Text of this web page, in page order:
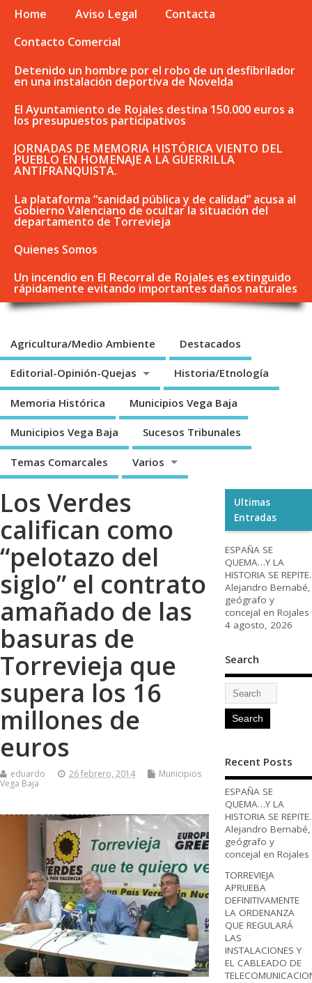
Home Aviso Legal
Contacta
Contacto Comercial
Detenido un hombre por el robo de un desfibrilador
en una instalación deportiva de Novelda
El Ayuntamiento de Rojales destina 150.000 euros a
los presupuestos participativos
JORNADAS DE MEMORIA HISTÓRICA VIENTO DEL
PUEBLO EN HOMENAJE A LA GUERRILLA
ANTIFRANQUISTA.
La plataforma “sanidad pública y de calidad” acusa al
Gobierno Valenciano de ocultar la situación del
departamento de Torrevieja
Quienes Somos
Un incendio en El Recorral de Rojales es extinguido
rápidamente evitando importantes daños naturales
Agricultura/Medio Ambiente Destacados
Editorial-Opinión-Quejas Historia/Etnología
Memoria Histórica Municipios Vega Baja
Municipios Vega Baja Sucesos Tribunales
Temas Comarcales Varios
Los Verdes
califican como
“pelotazo del
siglo” el contrato
amañado de las
basuras de
Torrevieja que
supera los 16
millones de
euros
eduardo 26 febrero, 2014
Municipios
Vega Baja
Ultimas
Entradas
ESPAÑA SE
QUEMA…Y LA
HISTORIA SE REPITE.
Alejandro Bernabé,
geógrafo y
concejal en Rojales
4 agosto, 2026
Search
Recent Posts
ESPAÑA SE
QUEMA…Y LA
HISTORIA SE REPITE.
Alejandro Bernabé,
geógrafo y
concejal en Rojales
TORREVIEJA
APRUEBA
DEFINITIVAMENTE
LA ORDENANZA
QUE REGULARÁ
LAS
INSTALACIONES Y
EL CABLEADO DE